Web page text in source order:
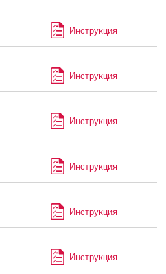
Инструкция
Инструкция
Инструкция
Инструкция
Инструкция
Инструкция